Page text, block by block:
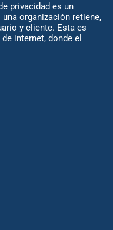
privacidad es un
organización retiene,
y cliente. Esta es
internet, donde el